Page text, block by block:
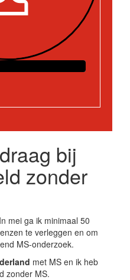
bij
zonder
mei ga ik minimaal 50
te verleggen en om
MS-onderzoek.
met MS en ik heb
zonder MS.